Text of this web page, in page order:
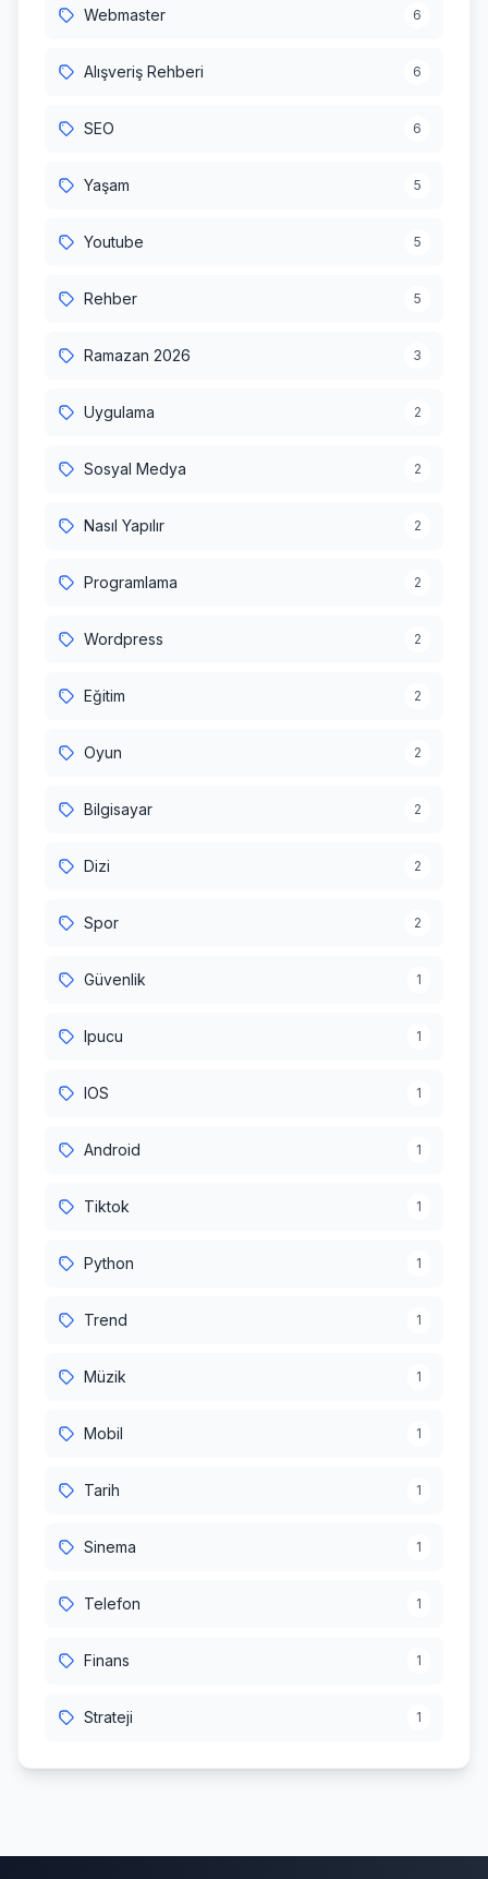
Webmaster 6
Alışveriş Rehberi 6
SEO 6
Yaşam 5
Youtube 5
Rehber 5
Ramazan 2026 3
Uygulama 2
Sosyal Medya 2
Nasıl Yapılır 2
Programlama 2
Wordpress 2
Eğitim 2
Oyun 2
Bilgisayar 2
Dizi 2
Spor 2
Güvenlik 1
Ipucu 1
IOS 1
Android 1
Tiktok 1
Python 1
Trend 1
Müzik 1
Mobil 1
Tarih 1
Sinema 1
Telefon 1
Finans 1
Strateji 1